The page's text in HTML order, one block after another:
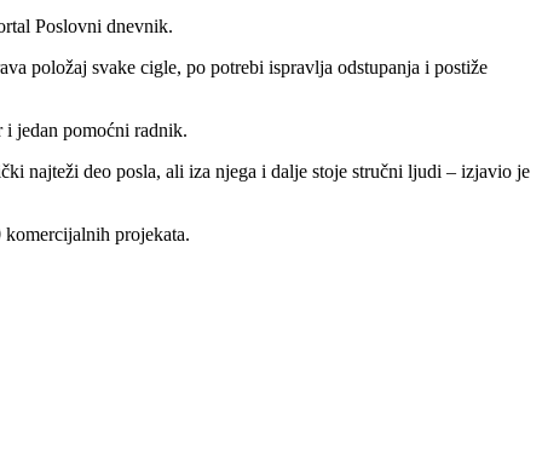
Poslovni dnevnik.
položaj svake cigle, po potrebi ispravlja odstupanja i postiže
i jedan pomoćni radnik.
najteži deo posla, ali iza njega i dalje stoje stručni ljudi – izjavio je
projekata.